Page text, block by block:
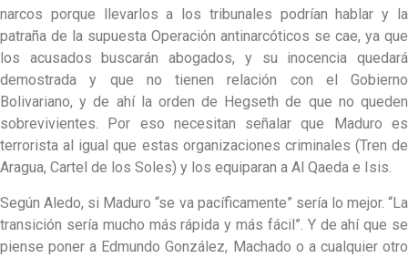
narcos porque llevarlos a los tribunales podrían hablar y la
patraña de la supuesta Operación antinarcóticos se cae, ya que
los acusados buscarán abogados, y su inocencia quedará
demostrada y que no tienen relación con el Gobierno
Bolivariano, y de ahí la orden de Hegseth de que no queden
sobrevivientes. Por eso necesitan señalar que Maduro es
terrorista al igual que estas organizaciones criminales (Tren de
Aragua, Cartel de los Soles) y los equiparan a Al Qaeda e Isis.
Según Aledo, si Maduro “se va pacíficamente” sería lo mejor. “La
transición sería mucho más rápida y más fácil”. Y de ahí que se
piense poner a Edmundo González, Machado o a cualquier otro